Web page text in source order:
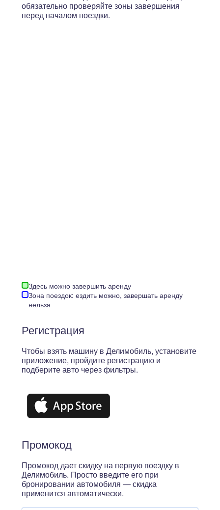
обязательно проверяйте зоны завершения
перед началом поездки.
Здесь можно завершить аренду
Зона поездок: ездить можно, завершать аренду
нельзя
Регистрация
Чтобы взять машину в Делимобиль, установите
приложение, пройдите регистрацию и
подберите авто через фильтры.
Промокод
Промокод дает скидку на первую поездку в
Делимобиль. Просто введите его при
бронировании автомобиля — скидка
применится автоматически.